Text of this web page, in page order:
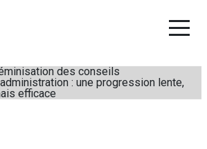
des conseils
: une progression lente,
efficace